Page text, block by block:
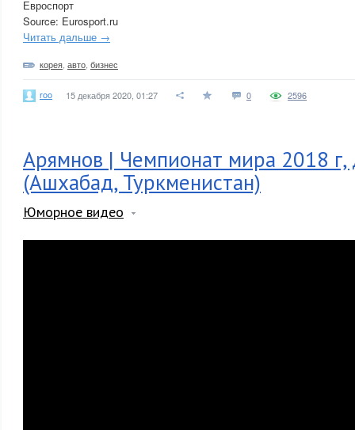
Евроспорт
Source: Eurosport.ru
Читать дальше →
корея авто бизнес
roo 15 декабря 2020, 01:27 0 2596
Арямнов | Чемпионат мира 2018 г,
(Ашхабад, Туркменистан)
Юморное видео